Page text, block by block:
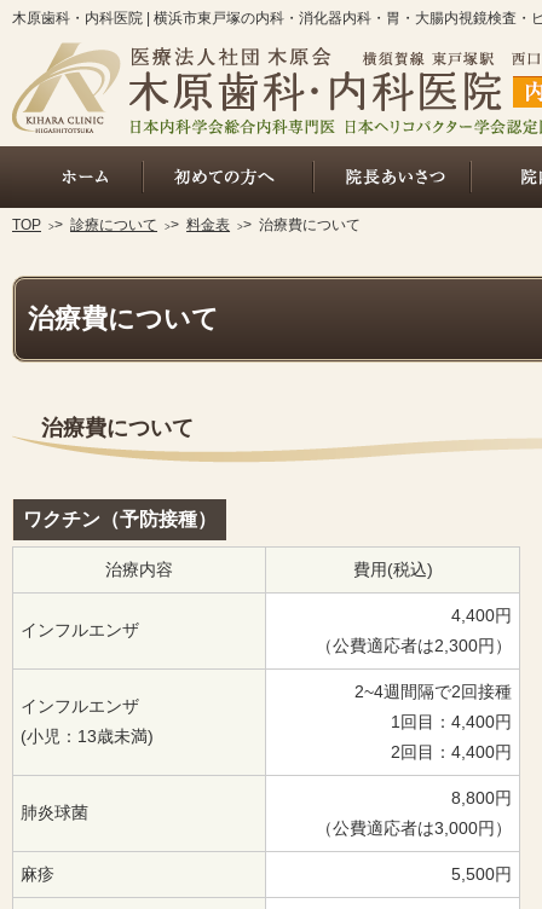
治療費について
木原歯科・内科医院 | 横浜市東戸塚の内科・消化器内科・胃・大腸内視鏡検査・
治療費について
ワクチン（予防接種）
治療内容 費用(税込)
インフルエンザ
4,400円
（公費適応者は2,300円）
インフルエンザ
(小児：13歳未満)
2~4週間隔で2回接種
1回目：4,400円
2回目：4,400円
肺炎球菌
8,800円
（公費適応者は3,000円）
麻疹 5,500円
TOP > 診療について > 料金表 > 治療費について